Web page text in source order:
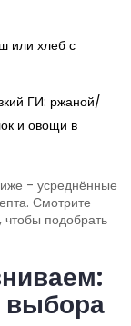
или хлеб с
ГИ: ржаной/
и овощи в
- усреднённые
Смотрите
чтобы подобрать
выбора